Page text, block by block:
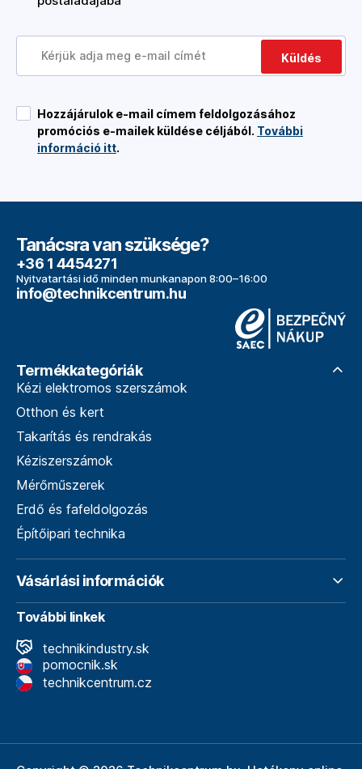
Küldés
Hozzájárulok e-mail címem feldolgozásához
promóciós e-mailek küldése céljából. További
információ itt.
Tanácsra van szüksége?
+36 1 4454271
Nyitvatartási idő minden munkanapon 8:00–16:00
info@technikcentrum.hu
Termékkategóriák
Kézi elektromos szerszámok
Otthon és kert
Takarítás és rendrakás
Kéziszerszámok
Mérőműszerek
Erdő és fafeldolgozás
Építőipari technika
Vásárlási információk
További linkek
technikindustry.sk
pomocnik.sk
technikcentrum.cz